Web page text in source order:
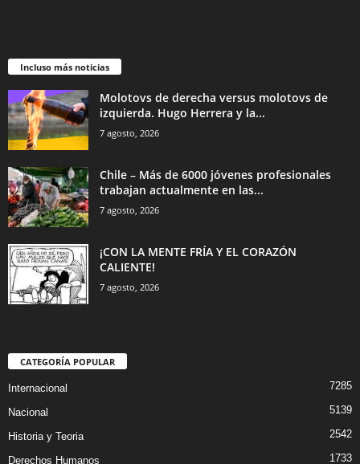
Incluso más noticias
Molotovs de derecha versus molotovs de
izquierda. Hugo Herrera y la...
7 agosto, 2026
Chile – Más de 6000 jóvenes profesionales
trabajan actualmente en las...
7 agosto, 2026
¡CON LA MENTE FRÍA Y EL CORAZÓN
CALIENTE!
7 agosto, 2026
CATEGORÍA POPULAR
Internacional 7285
Nacional 5139
Historia y Teoria 2542
Derechos Humanos 1733